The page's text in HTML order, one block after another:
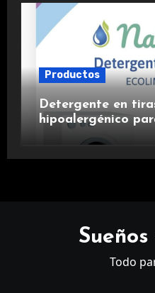
Productos
Detergente en
hipoalergénico
suavizante
Todo